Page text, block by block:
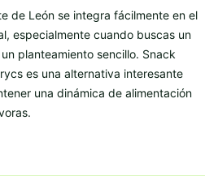
de León se integra fácilmente en el
especialmente cuando buscas un
planteamiento sencillo. Snack
es una alternativa interesante
una dinámica de alimentación